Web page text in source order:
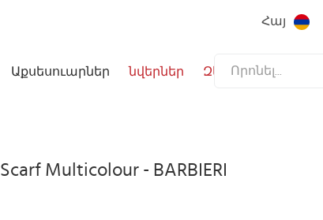
Հայ
Աքսեսուարներ նվերներ Զեղչեր
Scarf Multicolour - BARBIERI